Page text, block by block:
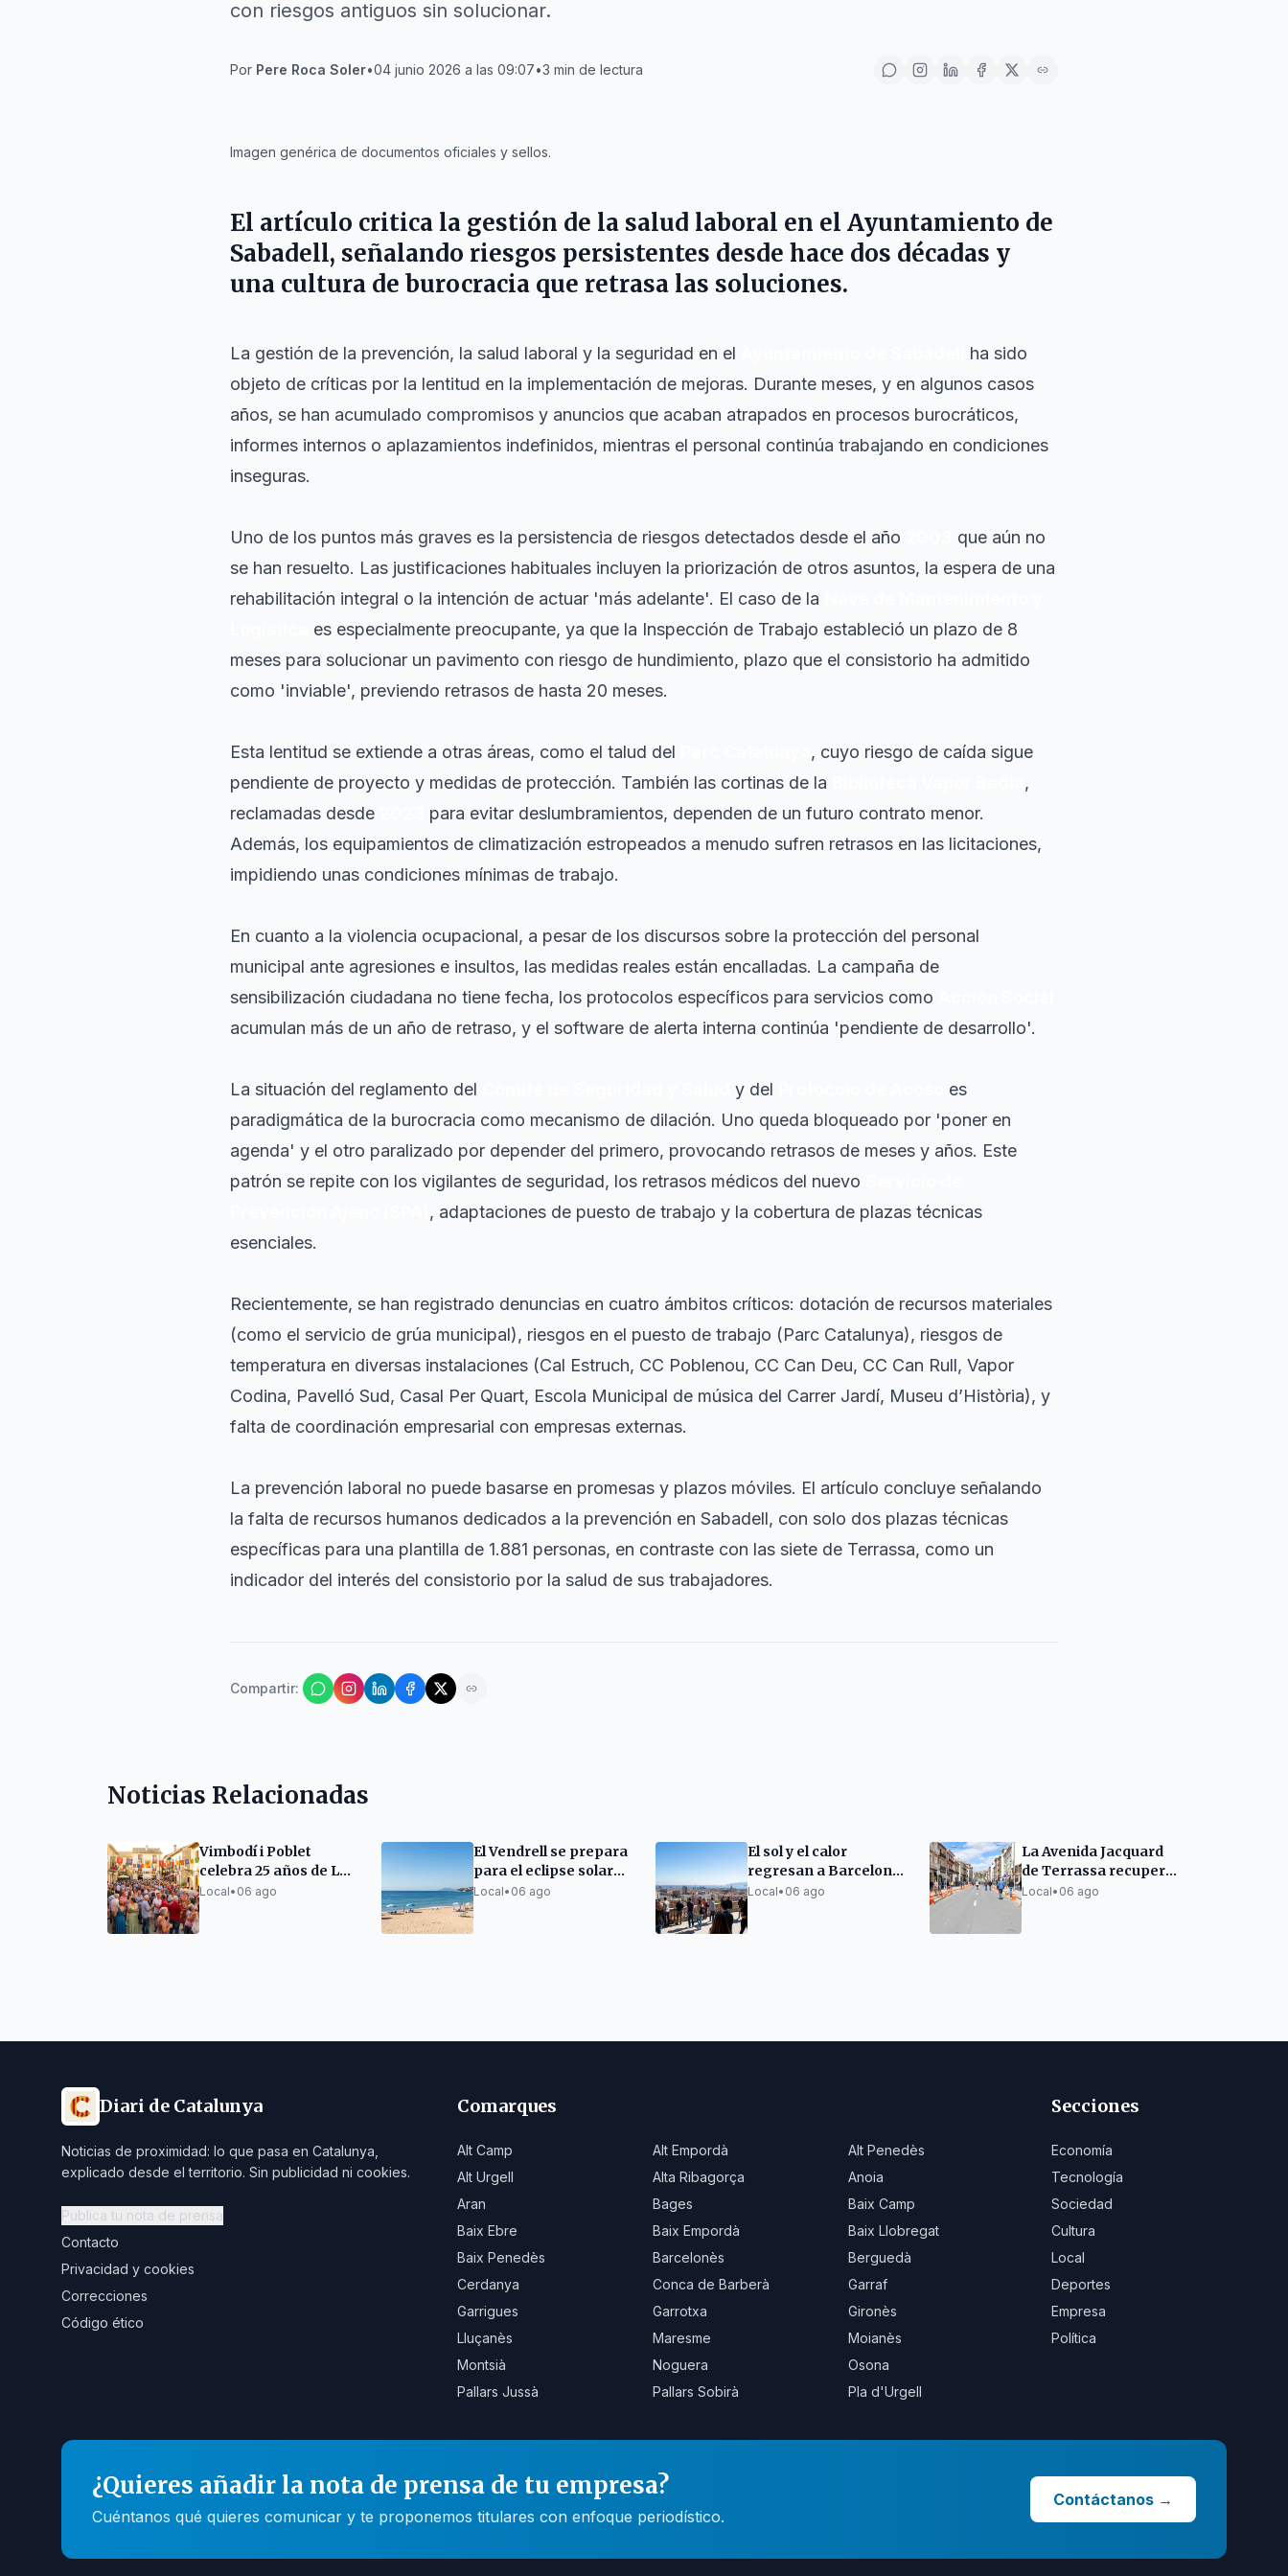
con riesgos antiguos sin solucionar.
Por Pere Roca Soler•04 junio 2026 a las 09:07•3 min de lectura
Imagen genérica de documentos oficiales y sellos.
El artículo critica la gestión de la salud laboral en el Ayuntamiento de
Sabadell, señalando riesgos persistentes desde hace dos décadas y
una cultura de burocracia que retrasa las soluciones.
La gestión de la prevención, la salud laboral y la seguridad en el
ha sido
objeto de críticas por la lentitud en la implementación de mejoras. Durante meses, y en algunos casos
años, se han acumulado compromisos y anuncios que acaban atrapados en procesos burocráticos,
informes internos o aplazamientos indefinidos, mientras el personal continúa trabajando en condiciones
inseguras.
Uno de los puntos más graves es la persistencia de riesgos detectados desde el año
que aún no
se han resuelto. Las justificaciones habituales incluyen la priorización de otros asuntos, la espera de una
rehabilitación integral o la intención de actuar 'más adelante'. El caso de la
es especialmente preocupante, ya que la Inspección de Trabajo estableció un plazo de 8
meses para solucionar un pavimento con riesgo de hundimiento, plazo que el consistorio ha admitido
como 'inviable', previendo retrasos de hasta 20 meses.
Esta lentitud se extiende a otras áreas, como el talud del
, cuyo riesgo de caída sigue
pendiente de proyecto y medidas de protección. También las cortinas de la
,
reclamadas desde
para evitar deslumbramientos, dependen de un futuro contrato menor.
Además, los equipamientos de climatización estropeados a menudo sufren retrasos en las licitaciones,
impidiendo unas condiciones mínimas de trabajo.
En cuanto a la violencia ocupacional, a pesar de los discursos sobre la protección del personal
municipal ante agresiones e insultos, las medidas reales están encalladas. La campaña de
sensibilización ciudadana no tiene fecha, los protocolos específicos para servicios como
acumulan más de un año de retraso, y el software de alerta interna continúa 'pendiente de desarrollo'.
La situación del reglamento del y del
es
paradigmática de la burocracia como mecanismo de dilación. Uno queda bloqueado por 'poner en
agenda' y el otro paralizado por depender del primero, provocando retrasos de meses y años. Este
patrón se repite con los vigilantes de seguridad, los retrasos médicos del nuevo
, adaptaciones de puesto de trabajo y la cobertura de plazas técnicas
esenciales.
Recientemente, se han registrado denuncias en cuatro ámbitos críticos: dotación de recursos materiales
(como el servicio de grúa municipal), riesgos en el puesto de trabajo (Parc Catalunya), riesgos de
temperatura en diversas instalaciones (Cal Estruch, CC Poblenou, CC Can Deu, CC Can Rull, Vapor
Codina, Pavelló Sud, Casal Per Quart, Escola Municipal de música del Carrer Jardí, Museu d’Història), y
falta de coordinación empresarial con empresas externas.
La prevención laboral no puede basarse en promesas y plazos móviles. El artículo concluye señalando
la falta de recursos humanos dedicados a la prevención en Sabadell, con solo dos plazas técnicas
específicas para una plantilla de 1.881 personas, en contraste con las siete de Terrassa, como un
indicador del interés del consistorio por la salud de sus trabajadores.
Compartir:
Noticias Relacionadas
Vimbodí i Poblet
celebra 25 años de Les
Orenetes en la Fiesta
Local• 06 ago
El Vendrell se prepara
para el eclipse solar
del 12 de agosto
Local• 06 ago
El sol y el calor
regresan a Barcelona
este viernes
Local• 06 ago
La Avenida Jacquard
de Terrassa recupera
la circulación total a
Local• 06 ago
Diari de Catalunya
Noticias de proximidad: lo que pasa en Catalunya,
explicado desde el territorio. Sin publicidad ni cookies.
Publica tu nota de prensa
Contacto
Privacidad y cookies
Correcciones
Código ético
Comarques
Alt Camp Alt Empordà
Alt Penedès
Alt Urgell
Alta Ribagorça
Anoia
Aran
Bages
Baix Camp
Baix Ebre
Baix Empordà
Baix Llobregat
Baix Penedès
Barcelonès
Berguedà
Cerdanya
Conca de Barberà
Garraf
Garrigues
Garrotxa
Gironès
Lluçanès
Maresme
Moianès
Montsià
Noguera
Osona
Pallars Jussà
Pallars Sobirà Pla d'Urgell
Secciones
Economía
Tecnología
Sociedad
Cultura
Local
Deportes
Empresa
Política
¿Quieres añadir la nota de prensa de tu empresa?
Cuéntanos qué quieres comunicar y te proponemos titulares con enfoque periodístico.
Contáctanos →